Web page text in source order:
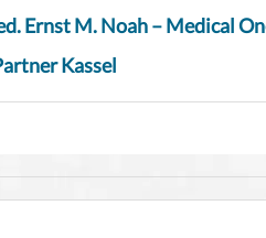
Ernst M. Noah – Medical
Kassel